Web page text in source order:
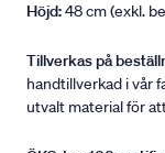
Höjd:48 cm (exkl.
Tillverkas på
handtillverkad i vår
utvalt material för